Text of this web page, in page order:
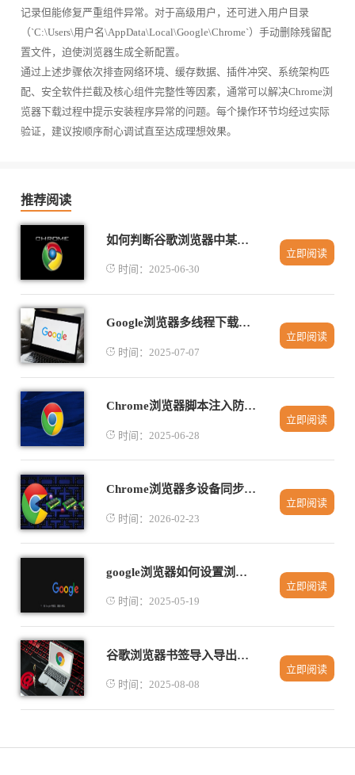
记录但能修复严重组件异常。对于高级用户，还可进入用户目录
（`C:\Users\用户名\AppData\Local\Google\Chrome`）手动删除残留配
置文件，迫使浏览器生成全新配置。
通过上述步骤依次排查网络环境、缓存数据、插件冲突、系统架构匹
配、安全软件拦截及核心组件完整性等因素，通常可以解决Chrome浏
览器下载过程中提示安装程序异常的问题。每个操作环节均经过实际
验证，建议按顺序耐心调试直至达成理想效果。
推荐阅读
如何判断谷歌浏览器中某个插件是否安全可信
时间：2025-06-30
立即阅读
Google浏览器多线程下载任务智能调度策略
时间：2025-07-07
立即阅读
Chrome浏览器脚本注入防护技术探讨
时间：2025-06-28
立即阅读
Chrome浏览器多设备同步功能开启及使用技巧分享
时间：2026-02-23
立即阅读
google浏览器如何设置浏览器的自定义主题
时间：2025-05-19
立即阅读
谷歌浏览器书签导入导出操作流程详解及技巧
时间：2025-08-08
立即阅读